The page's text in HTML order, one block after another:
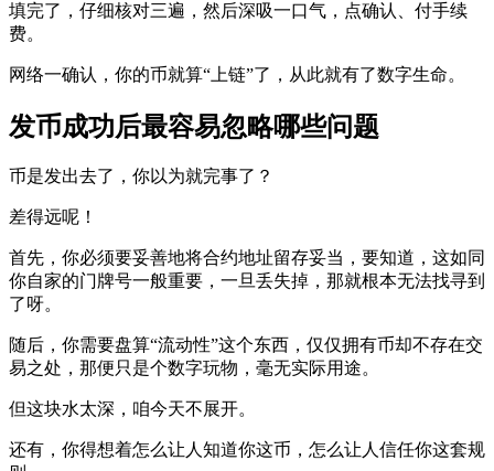
填完了，仔细核对三遍，然后深吸一口气，点确认、付手续
费。
网络一确认，你的币就算“上链”了，从此就有了数字生命。
发币成功后最容易忽略哪些问题
币是发出去了，你以为就完事了？
差得远呢！
首先，你必须要妥善地将合约地址留存妥当，要知道，这如同
你自家的门牌号一般重要，一旦丢失掉，那就根本无法找寻到
了呀。
随后，你需要盘算“流动性”这个东西，仅仅拥有币却不存在交
易之处，那便只是个数字玩物，毫无实际用途。
但这块水太深，咱今天不展开。
还有，你得想着怎么让人知道你这币，怎么让人信任你这套规